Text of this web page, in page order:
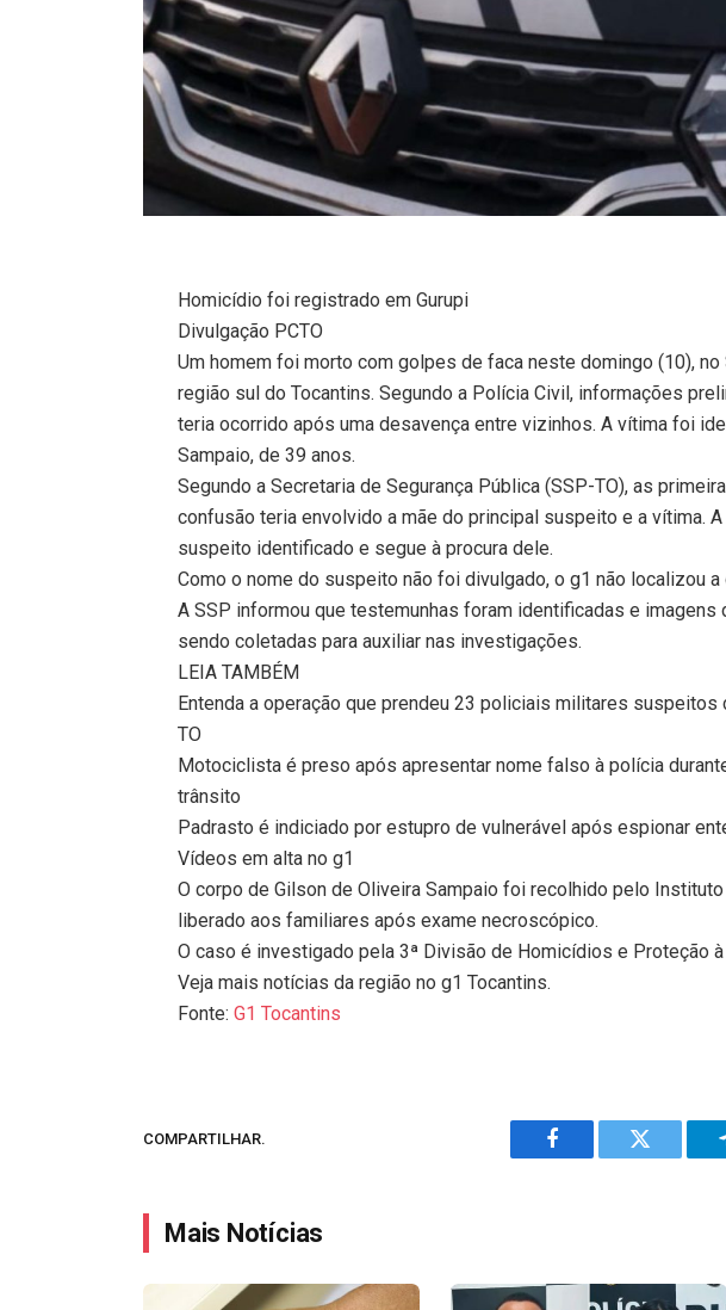
Homicídio foi registrado em Gurupi
Divulgação PCTO
Um homem foi morto com golpes de faca neste domingo (10), no
região sul do Tocantins. Segundo a Polícia Civil, informações
teria ocorrido após uma desavença entre vizinhos. A vítima foi
Sampaio, de 39 anos.
Segundo a Secretaria de Segurança Pública (SSP-TO), as
confusão teria envolvido a mãe do principal suspeito e a vítima.
suspeito identificado e segue à procura dele.
Como o nome do suspeito não foi divulgado, o g1 não localizou a
A SSP informou que testemunhas foram identificadas e
sendo coletadas para auxiliar nas investigações.
LEIA TAMBÉM
Entenda a operação que prendeu 23 policiais militares suspeitos
TO
Motociclista é preso após apresentar nome falso à polícia
trânsito
Padrasto é indiciado por estupro de vulnerável após espionar
Vídeos em alta no g1
O corpo de Gilson de Oliveira Sampaio foi recolhido pelo
liberado aos familiares após exame necroscópico.
O caso é investigado pela 3ª Divisão de Homicídios e Proteção
Veja mais notícias da região no g1 Tocantins.
Fonte:G1 Tocantins
COMPARTILHAR.
Facebook Twitter
Mais Notícias